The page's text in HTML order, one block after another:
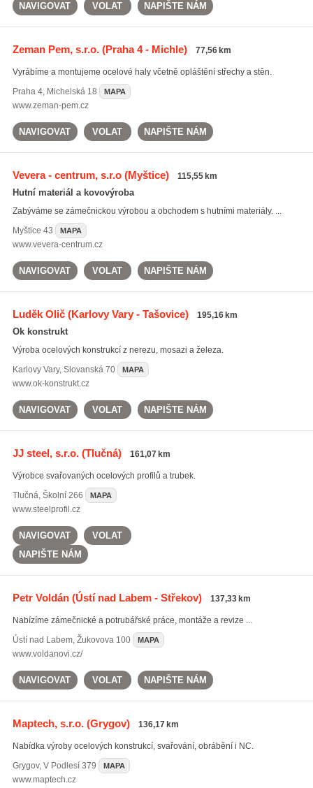
NAVIGOVAT VOLAT NAPIŠTE NÁM
Zeman Pem, s.r.o.(Praha 4 - Michle) 77,56 km
Vyrábíme a montujeme ocelové haly včetně opláštění střechy a stěn.
Praha 4, Michelská 18 MAPA
www.zeman-pem.cz
NAVIGOVAT VOLAT NAPIŠTE NÁM
Vevera - centrum, s.r.o(Myštice) 115,55 km
Hutní materiál a kovovýroba
Zabýváme se zámečnickou výrobou a obchodem s hutními materiály. ...
Myštice 43 MAPA
www.vevera-centrum.cz
NAVIGOVAT VOLAT NAPIŠTE NÁM
Luděk Olič(Karlovy Vary - Tašovice) 195,16 km
Ok konstrukt
Výroba ocelových konstrukcí z nerezu, mosazi a železa.
Karlovy Vary, Slovanská 70 MAPA
www.ok-konstrukt.cz
NAVIGOVAT VOLAT NAPIŠTE NÁM
JJ steel, s.r.o.(Tlučná) 161,07 km
Výrobce svařovaných ocelových profilů a trubek.
Tlučná, Školní 266 MAPA
www.steelprofil.cz
NAVIGOVAT
VOLAT
NAPIŠTE NÁM
Petr Voldán(Ústí nad Labem - Střekov) 137,33 km
Nabízíme zámečnické a potrubářské práce, montáže a revize ...
Ústí nad Labem, Žukovova 100 MAPA
www.voldanovi.cz/
NAVIGOVAT VOLAT NAPIŠTE NÁM
Maptech, s.r.o.(Grygov) 136,17 km
Nabídka výroby ocelových konstrukcí, svařování, obrábění i NC.
Grygov, V Podlesí 379 MAPA
www.maptech.cz